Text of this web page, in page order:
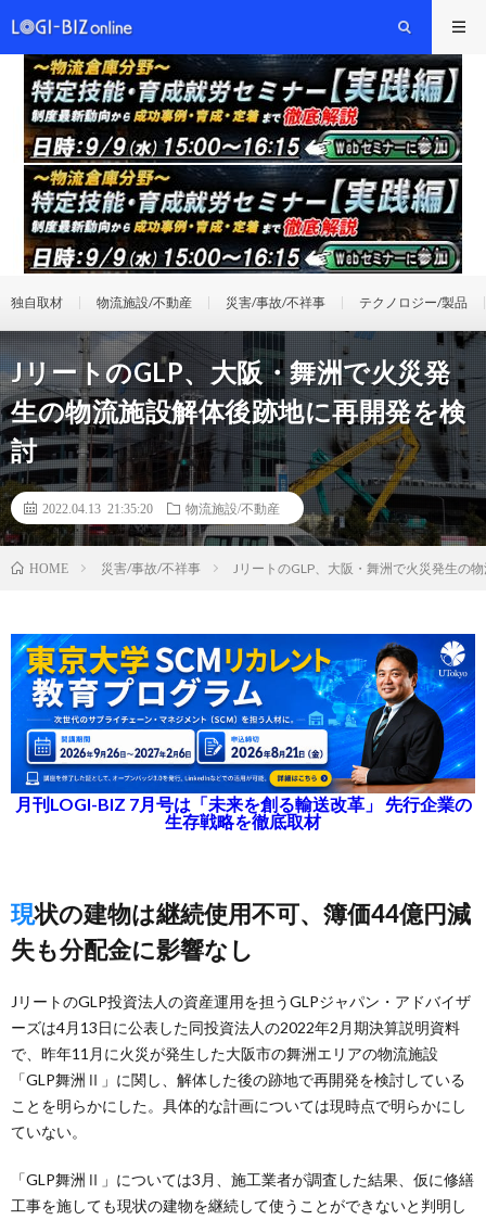
独自取材 物流施設/不動産 災害/事故/不祥事 テクノロジー/製品
JリートのGLP、大阪・舞洲で火災発
生の物流施設解体後跡地に再開発を検
討
2022.04.13 21:35:20 物流施設/不動産
HOME 災害/事故/不祥事 JリートのGLP、大阪・舞洲で火災発生の
月刊LOGI-BIZ 7月号は「未来を創る輸送改革」 先行企業の
生存戦略を徹底取材
現状の建物は継続使用不可、簿価44億円減
失も分配金に影響なし
JリートのGLP投資法人の資産運用を担うGLPジャパン・アドバイザ
ーズは4月13日に公表した同投資法人の2022年2月期決算説明資料
で、昨年11月に火災が発生した大阪市の舞洲エリアの物流施設
「GLP舞洲Ⅱ」に関し、解体した後の跡地で再開発を検討している
ことを明らかにした。具体的な計画については現時点で明らかにし
ていない。
「GLP舞洲Ⅱ」については3月、施工業者が調査した結果、仮に修繕
工事を施しても現状の建物を継続して使うことができないと判明し